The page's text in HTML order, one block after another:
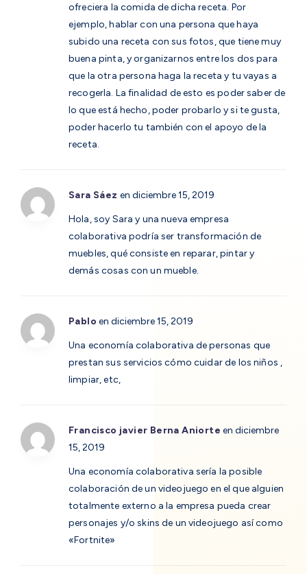
ofreciera la comida de dicha receta. Por
ejemplo, hablar con una persona que haya
subido una receta con sus fotos, que tiene muy
buena pinta, y organizarnos entre los dos para
que la otra persona haga la receta y tu vayas a
recogerla. La finalidad de esto es poder saber de
lo que está hecho, poder probarlo y si te gusta,
poder hacerlo tu también con el apoyo de la
receta.
Sara Sáez en diciembre 15, 2019
Hola, soy Sara y una nueva empresa
colaborativa podría ser transformación de
muebles, qué consiste en reparar, pintar y
demás cosas con un mueble.
Pablo en diciembre 15, 2019
Una economía colaborativa de personas que
prestan sus servicios cómo cuidar de los niños ,
limpiar, etc,
Francisco javier Berna Aniorte en diciembre
15, 2019
Una economía colaborativa sería la posible
colaboración de un videojuego en el que alguien
totalmente externo a la empresa pueda crear
personajes y/o skins de un videojuego así como
«Fortnite»